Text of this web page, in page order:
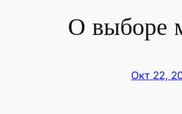
О выборе
Окт 22,